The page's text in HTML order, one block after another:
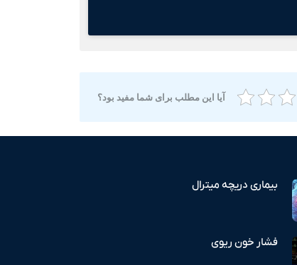
آیا این مطلب برای شما مفید بود؟
بیماری دریچه میترال
فشار خون ریوی